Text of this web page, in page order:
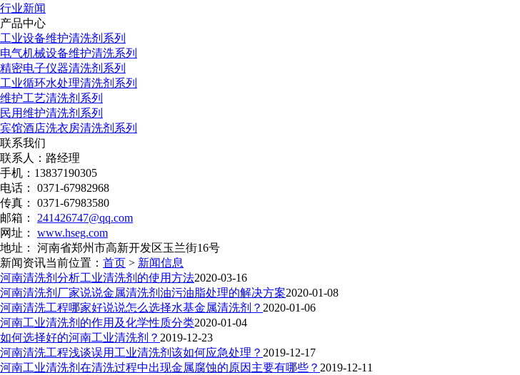
行业新闻
产品中心
工业设备维护清洗剂系列
电气机械设备维护清洗系列
精密电子仪器清洗剂系列
工业循环水处理清洗剂系列
维护工艺清洗剂系列
民用维护清洗剂系列
宾馆酒店洗衣房清洗剂系列
联系我们
联系人：路经理
手机：13837190305
电话： 0371-67982968
传真： 0371-67983580
邮箱： 241426747@qq.com
网址： www.hseg.com
地址： 河南省郑州市高新开发区玉兰街16号
新闻资讯当前位置： 首页 > 新闻信息
河南清洗剂分析工业清洗剂的使用方法2020-03-16
河南清洗剂厂家说说金属清洗剂油污油脂处理的解决方案2020-01-08
河南清洗工程哪家好说说怎么选择水基金属清洗剂？ 2020-01-06
河南工业清洗剂的作用及化学性质分类2020-01-04
如何选择好的河南工业清洗剂？ 2019-12-23
河南清洗工程浅谈误用工业清洗剂该如何应急处理？ 2019-12-17
河南工业清洗剂在清洗过程中出现金属腐蚀的原因主要有哪些？ 2019-12-11